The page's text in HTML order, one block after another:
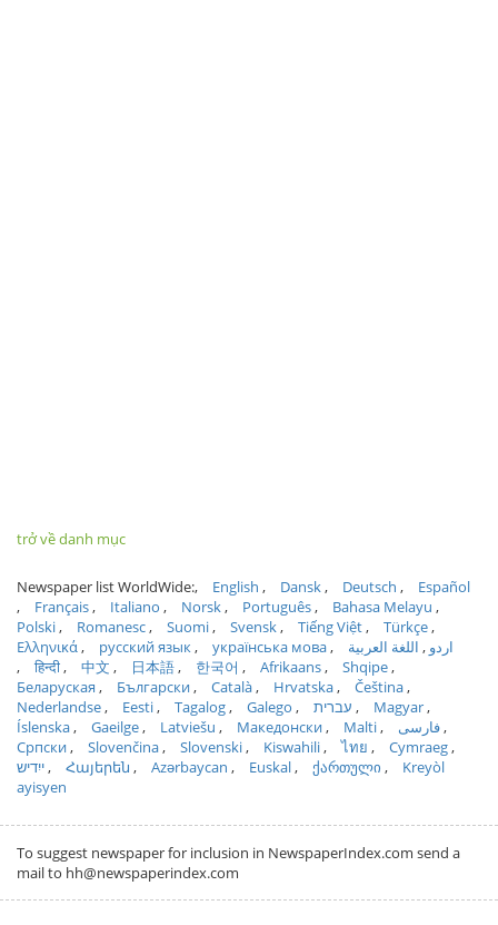
trở về danh mục
Newspaper list WorldWide: English Dansk Deutsch
Español
Français
Italiano Norsk Português
Bahasa Melayu
Polski
Romanesc Suomi Svensk Tiếng Việt
Türkçe
Ελληνικά
русский язык українська мова اردو
اللغة العربية
हिन्दी
中文 日本語 한국어 Afrikaans
Shqipe
Беларуская
Български Català Hrvatska
Čeština
Nederlandse
Eesti Tagalog Galego עברית
Magyar
Íslenska
Gaeilge Latviešu Македонски Malti
فارسی
Српски
Slovenčina Slovenski Kiswahili ไทย
Cymraeg
ייִדיש
Հայերեն Azərbaycan Euskal ქართული
Kreyòl
ayisyen
To suggest newspaper for inclusion in NewspaperIndex.com send a
mail to hh@newspaperindex.com